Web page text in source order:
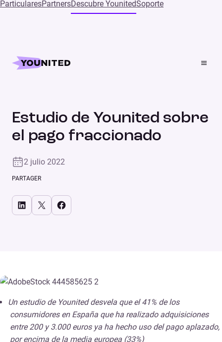
ParticularesPartnersDescubre YounitedSoporte
Home
Estudio de Younited sobre el pago fraccionado
Estudio de Younited sobre
el pago fraccionado
2 julio 2022
PARTAGER
Share on LinkedIn Share on X Share on Facebook
Un estudio de Younited desvela que el 41% de los
consumidores en España que ha realizado adquisiciones
entre 200 y 3.000 euros ya ha hecho uso del pago aplazado,
por encima de la media europea (33%)